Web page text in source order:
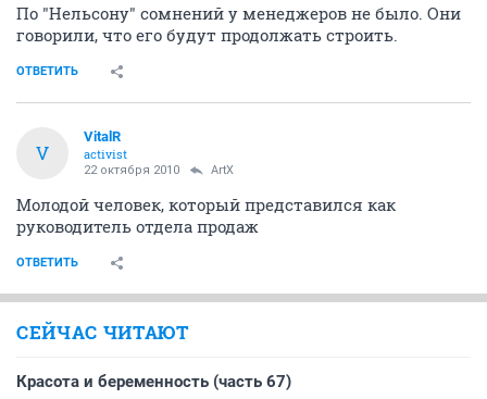
По "Нельсону" сомнений у менеджеров не было. Они
говорили, что его будут продолжать строить.
ОТВЕТИТЬ
V
VitalR
activist
22 октября 2010 ArtX
Молодой человек, который представился как
руководитель отдела продаж
ОТВЕТИТЬ
СЕЙЧАС ЧИТАЮТ
Красота и беременность (часть 67)